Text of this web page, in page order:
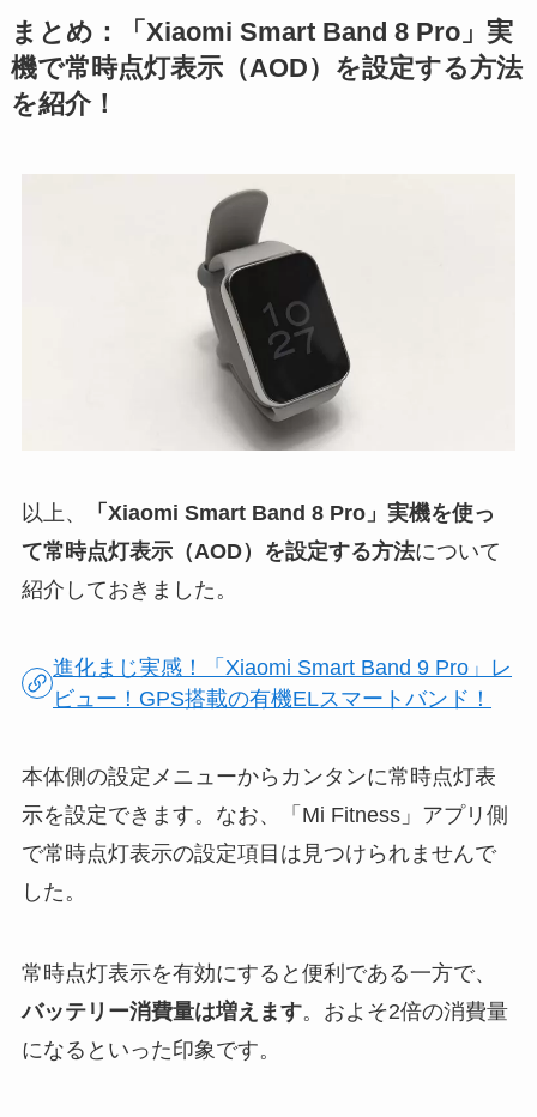
まとめ：「Xiaomi Smart Band 8 Pro」実
機で常時点灯表示（AOD）を設定する方法
を紹介！
以上、
「Xiaomi Smart Band 8 Pro」実機を使っ
て常時点灯表示（AOD）を設定する方法について
紹介しておきました。
進化まじ実感！「Xiaomi Smart Band 9 Pro」レ
ビュー！GPS搭載の有機ELスマートバンド！
本体側の設定メニューからカンタンに常時点灯表
示を設定できます。なお、「Mi Fitness」アプリ側
で常時点灯表示の設定項目は見つけられませんで
した。
常時点灯表示を有効にすると便利である一方で、
バッテリー消費量は増えます。およそ2倍の消費量
になるといった印象です。